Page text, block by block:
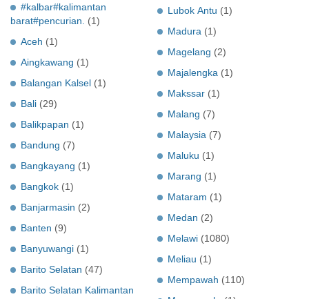
#kalbar#kalimantan
barat#pencurian.
(1)
Aceh (1)
Aingkawang (1)
Balangan Kalsel (1)
Bali (29)
Balikpapan (1)
Bandung (7)
Bangkayang (1)
Bangkok (1)
Banjarmasin (2)
Banten (9)
Banyuwangi (1)
Barito Selatan (47)
Barito Selatan Kalimantan
Lubok Antu (1)
Madura (1)
Magelang (2)
Majalengka (1)
Makssar (1)
Malang (7)
Malaysia (7)
Maluku (1)
Marang (1)
Mataram (1)
Medan (2)
Melawi (1080)
Meliau (1)
Mempawah (110)